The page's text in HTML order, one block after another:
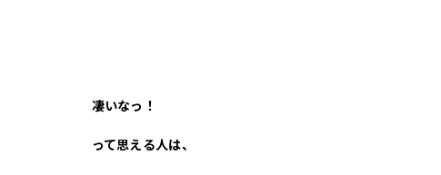
凄いなっ！
って思える人は、